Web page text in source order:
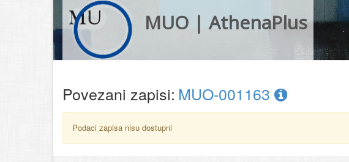
MUO | AthenaPlus
Povezani zapisi: MUO-001163
Podaci zapisa nisu dostupni